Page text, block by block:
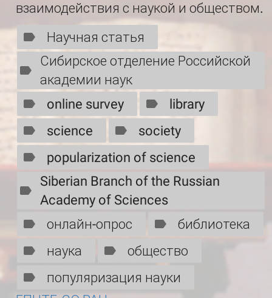
взаимодействия с наукой и обществом.
Научная статья
Сибирское отделение Российской
академии наук
online survey
library
science
society
popularization of science
Siberian Branch of the Russian
Academy of Sciences
онлайн-опрос
библиотека
наука
общество
популяризация науки